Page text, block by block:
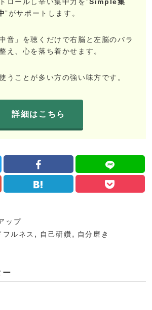
”がサポートします。
音」を聴くだけで右脳と左脳のバラ
え、心を落ち着かせます。
うことが多い方の強い味方です。
詳細はこちら
ップ
フルネス , 自己研鑽, 自分磨き
ー